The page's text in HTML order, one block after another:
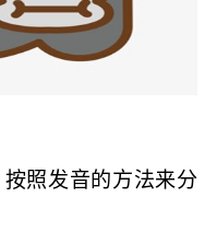
照发音的方法来分